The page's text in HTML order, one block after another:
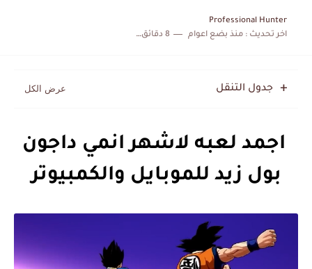
Professional Hunter
اخر تحديث :منذ بضع اعوام 8 دقائق للقراءة
جدول التنقل
اجمد لعبه لاشهر انمي داجون
بول زيد للموبايل والكمبيوتر